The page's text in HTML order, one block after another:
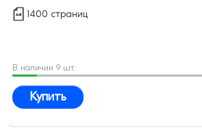
1400 страниц
В наличии 9 шт.
Купить